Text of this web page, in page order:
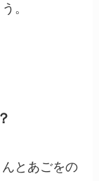
。
とあごをの